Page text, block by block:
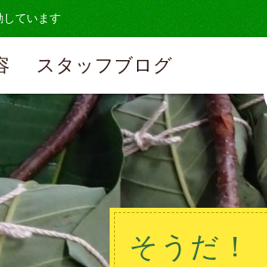
しています
スタッフブログ
そうだ！